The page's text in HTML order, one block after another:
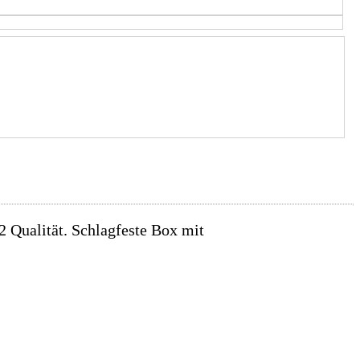
Qualität. Schlagfeste Box mit